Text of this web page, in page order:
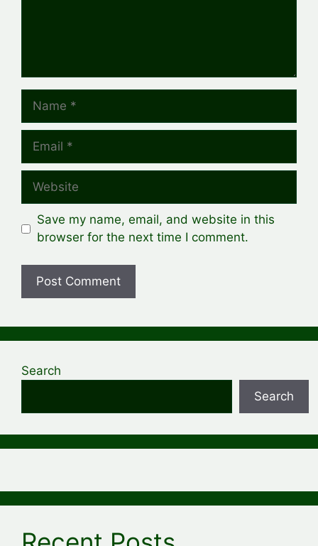
Name
Email
Website
Save my name, email, and website in this
browser for the next time I comment.
Search
Search